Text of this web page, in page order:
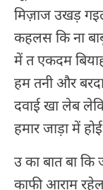
मिज़ाज उखड़
कहलस कि ना
में त एकदम
हम तनी और
दवाई खा लेब
हमार जाड़ा में
उ का बात बा कि
काफी आराम